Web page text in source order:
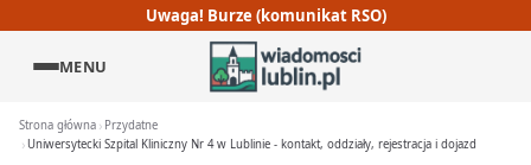
Uwaga! Burze (komunikat RSO)
MENU
Strona główna
Przydatne
Uniwersytecki Szpital Kliniczny Nr 4 w Lublinie - kontakt, oddziały, rejestracja i dojazd